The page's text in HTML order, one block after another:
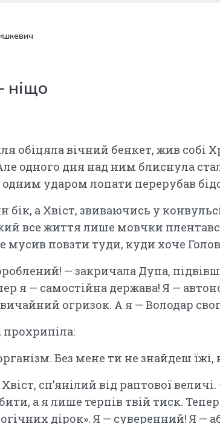
ніщо
обіцяла вічний бенкет, жив собі
одного дня над ним блиснула
одним ударом лопати перерубав
бік, а Хвіст, звиваючись у
все життя лише мовчки
мусив повзти туди, куди хоче
— закричала Дупа,
я — самостійна держава! Я —
огризок. А я — Володар
прохрипіла:
Без мене ти не знайдеш їжі,
сп’янілий від раптової
а я лише терпів твій тиск.
дірок». Я — суверенний! Я